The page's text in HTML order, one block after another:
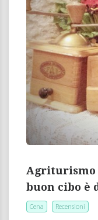
Agriturismo
buon cibo è
Cena Recensioni